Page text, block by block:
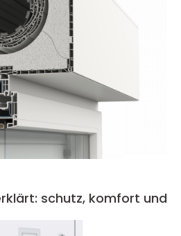
schutz, komfort und